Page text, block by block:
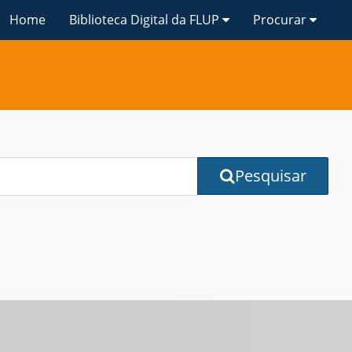
Home Biblioteca Digital da FLUP Procurar
Pesquisar